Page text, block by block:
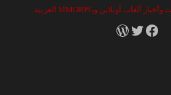
Facebook
X
RSS